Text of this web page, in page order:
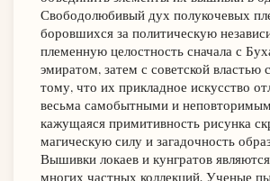
Свободолюбивый дух полукочевых
боровшихся за политическую
племенную целостность сначала с
эмиратом, затем с советской властью
тому, что их прикладное искусство
весьма самобытными и
кажущаяся примитивность рисунка
магическую силу и загадочность
Вышивки локаев и кунгратов